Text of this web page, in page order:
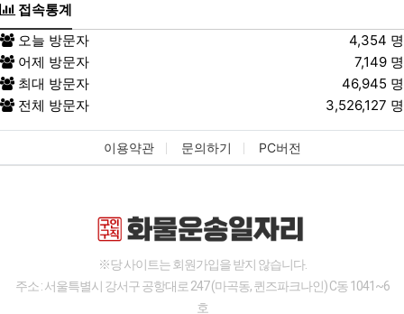
접속통계
오늘 방문자
4,354 명
어제 방문자
7,149 명
최대 방문자
46,945 명
전체 방문자
3,526,127 명
이용약관 문의하기 PC버전
※당 사이트는 회원가입을 받지 않습니다.
주소 : 서울특별시 강서구 공항대로 247 (마곡동, 퀸즈파크나인) C동 1041~6
호